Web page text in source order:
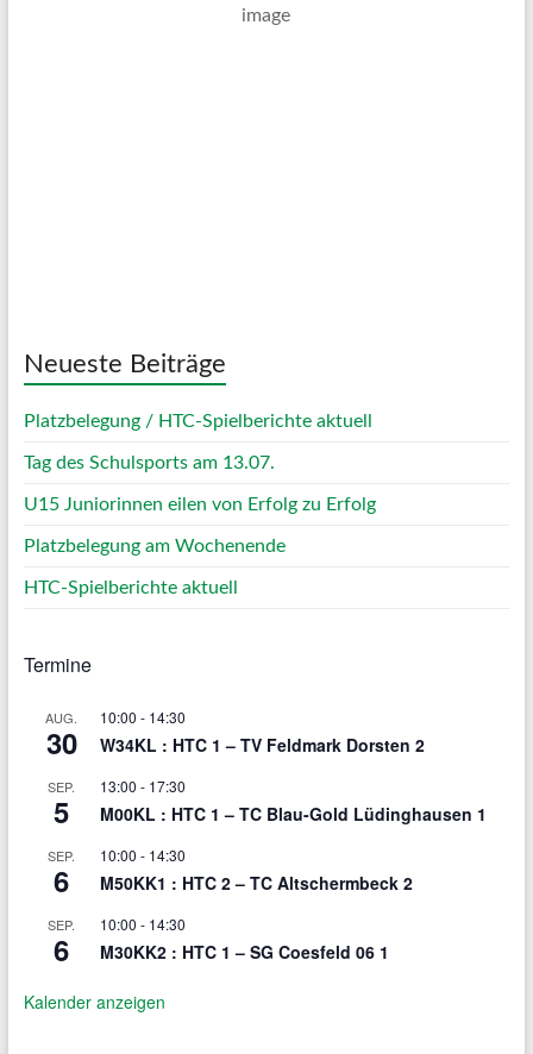
Neueste Beiträge
Platzbelegung / HTC-Spielberichte aktuell
Tag des Schulsports am 13.07.
U15 Juniorinnen eilen von Erfolg zu Erfolg
Platzbelegung am Wochenende
HTC-Spielberichte aktuell
Termine
AUG.
30
10:00 - 14:30
W34KL : HTC 1 – TV Feldmark Dorsten 2
SEP.
5
13:00 - 17:30
M00KL : HTC 1 – TC Blau-Gold Lüdinghausen 1
SEP.
6
10:00 - 14:30
M50KK1 : HTC 2 – TC Altschermbeck 2
SEP.
6
10:00 - 14:30
M30KK2 : HTC 1 – SG Coesfeld 06 1
Kalender anzeigen